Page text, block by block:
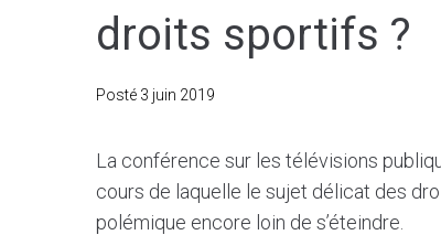
droits sportifs ?
Posté 3 juin 2019
La conférence sur les télévisions
cours de laquelle le sujet délicat des
polémique encore loin de s’éteindre.